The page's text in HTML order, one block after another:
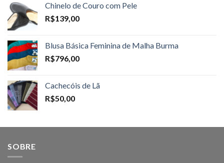
Chinelo de Couro com Pele
R$139,00
Blusa Básica Feminina de Malha Burma
R$796,00
Cachecóis de Lã
R$50,00
SOBRE